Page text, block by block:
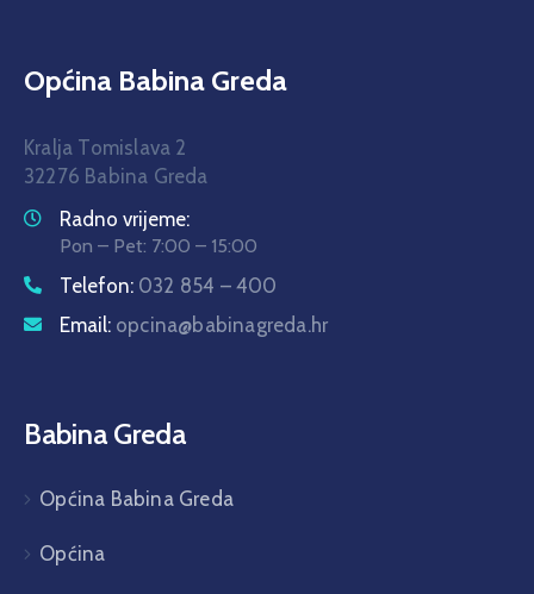
Općina Babina Greda
Kralja Tomislava 2
32276 Babina Greda
Radno vrijeme:
Pon – Pet: 7:00 – 15:00
Telefon: 032 854 – 400
Email: opcina@babinagreda.hr
Babina Greda
Općina Babina Greda
Općina